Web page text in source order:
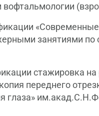
«Современные
занятиями по
стажировка на
переднего
глаза»